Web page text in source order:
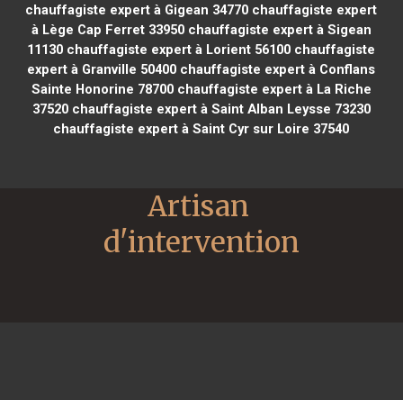
chauffagiste expert à Gigean 34770 chauffagiste expert
à Lège Cap Ferret 33950chauffagiste expert à Sigean
11130 chauffagiste expert à Lorient 56100 chauffagiste
expert à Granville 50400 chauffagiste expert à Conflans
Sainte Honorine 78700chauffagiste expert à La Riche
37520chauffagiste expert à Saint Alban Leysse 73230
chauffagiste expert à Saint Cyr sur Loire 37540
Artisan
d'intervention